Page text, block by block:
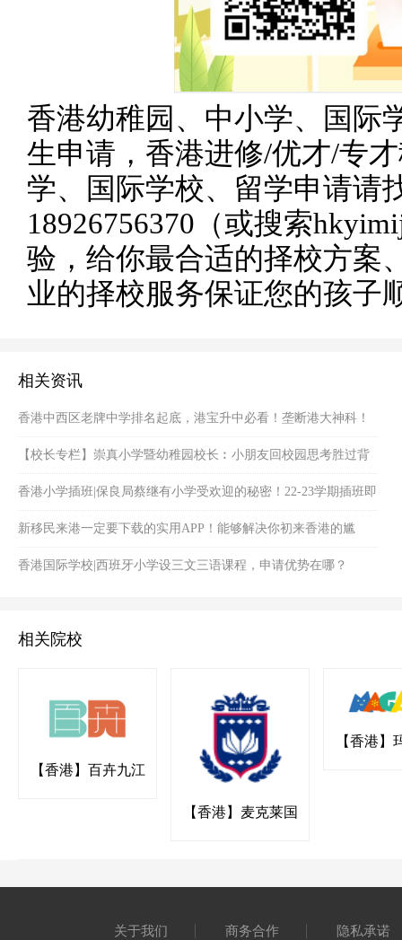
香港幼稚园、中小学、国际
生申请，香港进修/优才/专
学、国际学校、留学申请请
18926756370（或搜索
验，给你最合适的择校方案
业的择校服务保证您的孩子
相关资讯
香港中西区老牌中学排名起底，港宝升中必看！垄断港大神科！
【校长专栏】崇真小学暨幼稚园校长︰小朋友回校园思考胜过背
诵
香港小学插班|保良局蔡继有小学受欢迎的秘密！22-23学期插班即
将截止！
新移民来港一定要下载的实用APP！能够解决你初来香港的尴
尬！
香港国际学校|西班牙小学设三文三语课程，申请优势在哪？
相关院校
【香港】百卉九江
【香港】麦克莱国
【香港】
关于我们 商务合作 隐私承诺